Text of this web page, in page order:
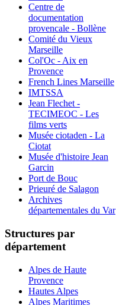
Centre de
documentation
provencale - Bollène
Comité du Vieux
Marseille
Col'Oc - Aix en
Provence
French Lines Marseille
IMTSSA
Jean Flechet -
TECIMEOC - Les
films verts
Musée ciotaden - La
Ciotat
Musée d'histoire Jean
Garcin
Port de Bouc
Prieuré de Salagon
Archives
départementales du Var
Structures par
département
Alpes de Haute
Provence
Hautes Alpes
Alpes Maritimes